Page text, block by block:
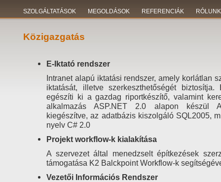
SZOLGÁLTATÁSOK MEGOLDÁSOK REFERENCIÁK RÓLUNK
Közigazgatás
E-Iktató rendszer
Intranet alapú iktatási rendszer, amely korlátlan
iktatását, illetve szerkeszthetőségét
egészíti ki a gazdag riportkészítő, valamint
alkalmazás ASP.NET 2.0 alapon készül
kiegészítve, az adatbázis kiszolgáló SQL2005,
nyelv C# 2.0
Projekt workflow-k kialakítása
A szervezet által menedzselt építkezések
támogatása K2 Balckpoint Workflow-k
Vezetői Információs Rendszer